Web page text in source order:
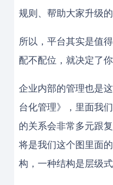
规则、帮助大家升级的
所以，平台其实是值
配不配位，就决定了
企业内部的管理也是
台化管理》，里面我
的关系会非常多元跟
将是我们这个图里面
构，一种结构是层级